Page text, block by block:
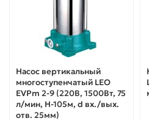
Насос вертикальный
многоступенчатый LEO
EVPm 2-9 (220В, 1500Вт, 75
л/мин, Н-105м, d вх./вых.
отв. 25мм)